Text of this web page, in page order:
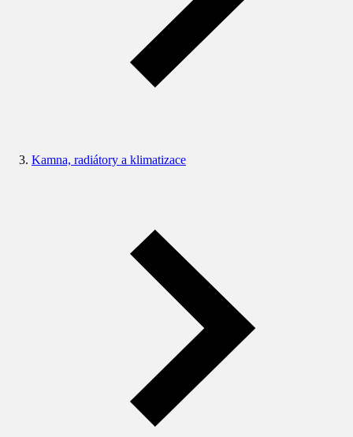
Kamna, radiátory a klimatizace